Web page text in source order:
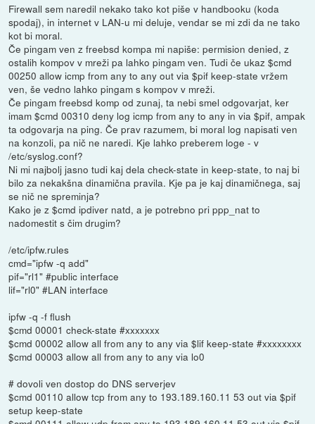
Firewall sem naredil nekako tako kot piše v handbooku (koda
spodaj), in internet v LAN-u mi deluje, vendar se mi zdi da ne tako
kot bi moral.
Če pingam ven z freebsd kompa mi napiše: permision denied, z
ostalih kompov v mreži pa lahko pingam ven. Tudi če ukaz $cmd
00250 allow icmp from any to any out via $pif keep-state vržem
ven, še vedno lahko pingam s kompov v mreži.
Če pingam freebsd komp od zunaj, ta nebi smel odgovarjat, ker
imam $cmd 00310 deny log icmp from any to any in via $pif, ampak
ta odgovarja na ping. Če prav razumem, bi moral log napisati ven
na konzoli, pa nič ne naredi. Kje lahko preberem loge - v
/etc/syslog.conf?
Ni mi najbolj jasno tudi kaj dela check-state in keep-state, to naj bi
bilo za nekakšna dinamična pravila. Kje pa je kaj dinamičnega, saj
se nič ne spreminja?
Kako je z $cmd ipdiver natd, a je potrebno pri ppp_nat to
nadomestit s čim drugim?
/etc/ipfw.rules
cmd="ipfw -q add"
pif="rl1" #public interface
lif="rl0" #LAN interface
ipfw -q -f flush
$cmd 00001 check-state #xxxxxxx
$cmd 00002 allow all from any to any via $lif keep-state #xxxxxxxx
$cmd 00003 allow all from any to any via lo0
# dovoli ven dostop do DNS serverjev
$cmd 00110 allow tcp from any to 193.189.160.11 53 out via $pif
setup keep-state